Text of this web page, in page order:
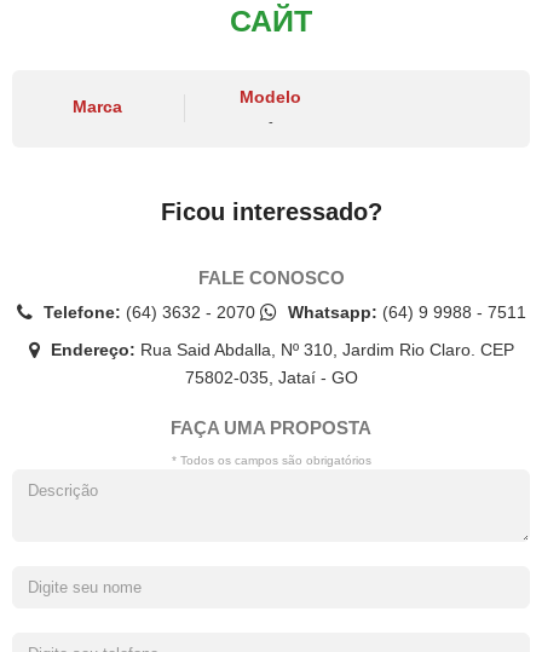
САЙТ
Marca
Modelo
-
Ficou interessado?
FALE CONOSCO
Telefone: (64) 3632 - 2070 Whatsapp: (64) 9 9988 - 7511
Endereço: Rua Said Abdalla, Nº 310, Jardim Rio Claro. CEP
75802-035, Jataí - GO
FAÇA UMA PROPOSTA
* Todos os campos são obrigatórios